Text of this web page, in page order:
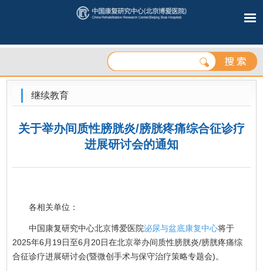
继续教育
关于举办间质性膀胱炎/膀胱疼痛综合征诊疗
进展研讨会的通知‌
各相关单位：
中国康复研究中心北京博爱医院泌尿与盆底康复中心将于
2025年6月19日至6月20日在北京举办间质性膀胱炎/膀胱疼痛综
合征诊疗进展研讨会(暨微创手术与保守治疗策略专题会)。